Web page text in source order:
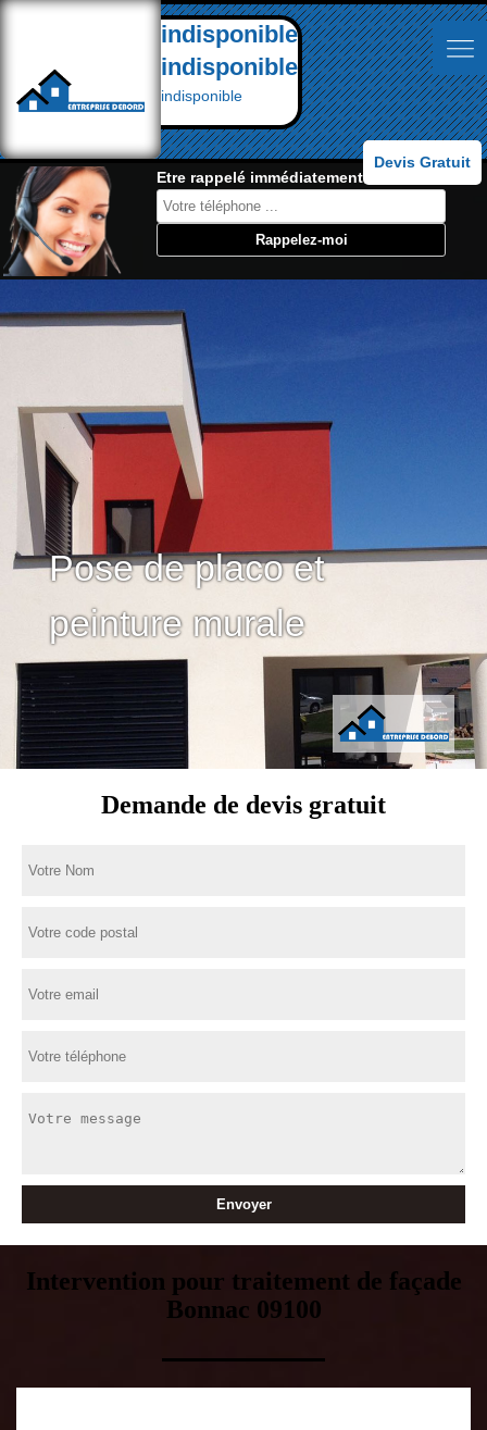
indisponible
indisponible
indisponible
Devis Gratuit
Etre rappelé immédiatement:
Pose de placo et
peinture murale
Demande de devis gratuit
Intervention pour traitement de façade
Bonnac 09100